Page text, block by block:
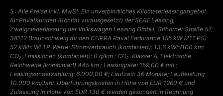
5 : Alle Preise inkl. MwSt. Ein unverbindliches Kilometerleasingangebot
für Privatkunden (Bonität vorausgesetzt) der SEAT Leasing,
Zweigniederlassung der Volkswagen Leasing GmbH, Gifhorner Straße 57,
38112 Braunschweig für den CUPRA Raval Endurance 155 kW (211 PS)
52 kWh: WLTP-Werte: Stromverbrauch (kombiniert): 13,6 kWh/100 km;
CO₂-Emissionen (kombiniert): 0 g/km ; CO₂-Klasse: A, Elektrische
Reichweite (kombiniert) 445 km ; Leasingrate: 159,00 € mtl.;
Leasingsonderzahlung: 6.000,00 €; Laufzeit: 36 Monate; Laufleistung
10.000 km/Jahr. Überführungskosten in Höhe von EUR 1260 € und
Zulassung in Höhe von EUR 130 € werden gesondert in Rechnung